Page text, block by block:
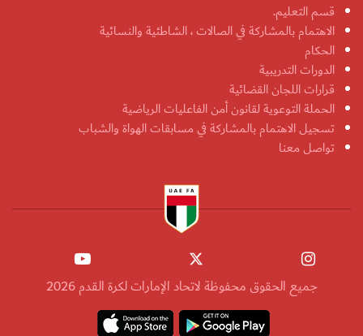
قسم التعليم.
الاهتمام بالمشاركة في الصالات ، الشاطئية والنسائية
الحكام
الدورات التدريبية
قرارات اللجان القضائية
الحملة التوعوية لقانون أمن الفاعليات الرياضية
تسجيل الاهتمام بالمشاركة في مسابقات الهواة والشباب
تواصل معنا
جميع الحقوق محفوظة لاتحاد الإمارات لكرة القدم 2026